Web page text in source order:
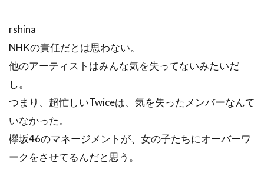
rshina
NHKの責任だとは思わない。
他のアーティストはみんな気を失ってないみたいだ
し。
つまり、超忙しいTwiceは、気を失ったメンバーなんて
いなかった。
欅坂46のマネージメントが、女の子たちにオーバーワ
ークをさせてるんだと思う。